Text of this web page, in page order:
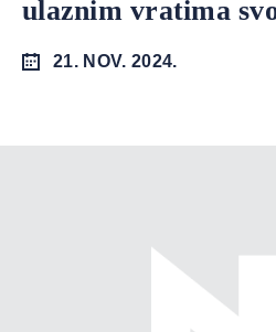
ulaznim vratima
21. NOV. 2024.